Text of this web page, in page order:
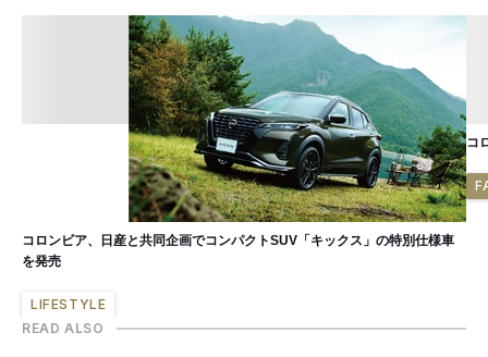
コロンビア、日産と共同企画でコンパクトSUV「キックス」の特別仕様車
を発売
LIFESTYLE
コ
READ ALSO